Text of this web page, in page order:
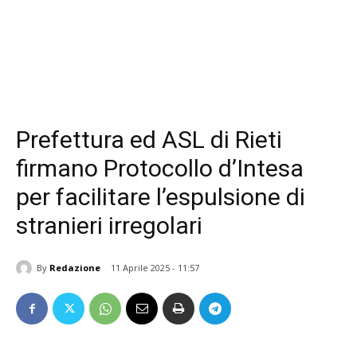
Prefettura ed ASL di Rieti
firmano Protocollo d’Intesa
per facilitare l’espulsione di
stranieri irregolari
By Redazione 11 Aprile 2025 - 11:57